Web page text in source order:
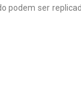
podem ser